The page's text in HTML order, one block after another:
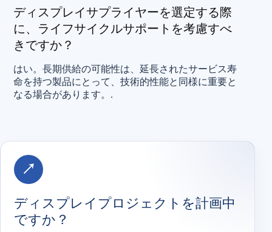
ディスプレイサプライヤーを選定する際
に、ライフサイクルサポートを考慮すべ
きですか？
はい。長期供給の可能性は、延長されたサービス寿
命を持つ製品にとって、技術的性能と同様に重要と
なる場合があります。.
↗
ディスプレイプロジェクトを計画中
ですか？